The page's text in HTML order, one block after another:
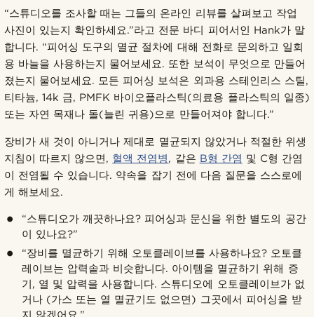
“스튜디오를 조사할 때는 그들의 온라인 리뷰를 살펴보고 작업
사진이 있는지 확인하세요.”라고 전문 바디 피어서인 Hank가 말
합니다. “피어싱 도구의 멸균 절차에 대해 전화로 문의하고 일회
용 바늘을 사용하는지 물어보세요. 또한 보석이 무엇으로 만들어
졌는지 물어보세요. 모든 피어싱 보석은 외과용 스테인리스 스틸,
티타늄, 14k 금, PMFK 바이오플라스틱(의료용 플라스틱의 일종)
또는 자연 목재나 돌(늘린 귀용)으로 만들어져야 합니다.”
장비가 새 것이 아니거나 제대로 멸균되지 않았거나 적절한 위생
지침이 따르지 않으면, 혈액 전염병, 같은 B형 간염 및 C형 간염
이 전염될 수 있습니다. 약속을 잡기 전에 다음 질문을 스스로에
게 해보세요.
“스튜디오가 깨끗하나요? 피어싱과 문신을 위한 별도의 공간
이 있나요?”
“장비를 멸균하기 위해 오토클레이브를 사용하나요? 오토클
레이브는 압력솥과 비슷합니다. 아이템을 멸균하기 위해 증
기, 열 및 압력을 사용합니다. 스튜디오에 오토클레이브가 없
거나 (가스 또는 열 멸균기도 없으면) 그곳에서 피어싱을 받